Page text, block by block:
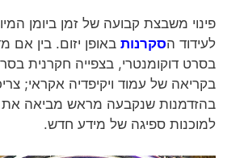
פינוי משבצת קבועה של זמן ביומן
לעידוד הסקרנות באופן יזום. בין אם
בסרט דוקומנטרי, בצפייה חקרנית
בקריאה של עמוד ויקיפדיה אקראי;
בהזדמנות שנקבעה מראש מביאה את
למוכנות ספיגה של מידע חדש.